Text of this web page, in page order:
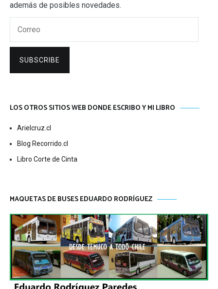
además de posibles novedades.
SUBSCRIBE
LOS OTROS SITIOS WEB DONDE ESCRIBO Y MI LIBRO
Arielcruz.cl
Blog Recorrido.cl
Libro Corte de Cinta
MAQUETAS DE BUSES EDUARDO RODRÍGUEZ